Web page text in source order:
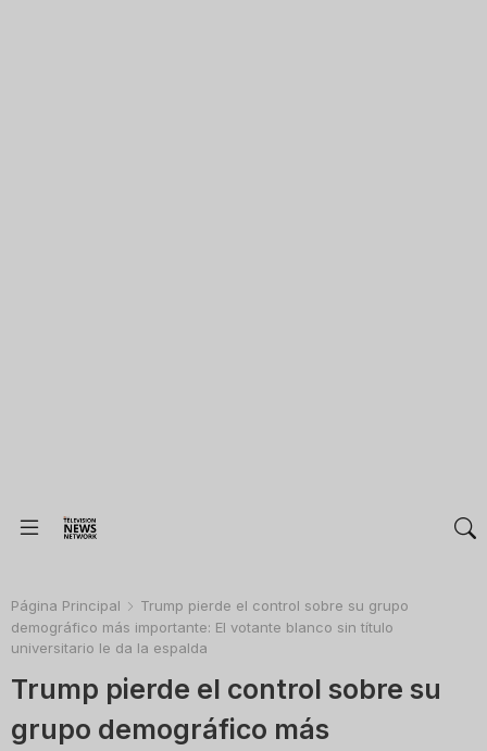
Página Principal
Trump pierde el control sobre su grupo
demográfico más importante: El votante blanco sin título
universitario le da la espalda
Trump pierde el control sobre su
grupo demográfico más